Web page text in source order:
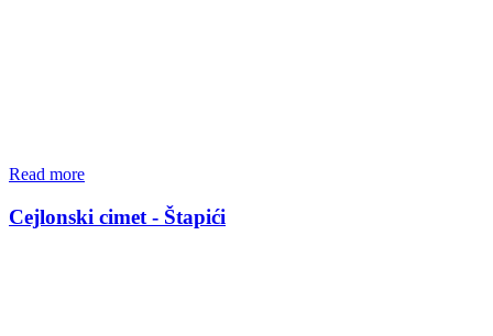
Read more
Cejlonski cimet - Štapići